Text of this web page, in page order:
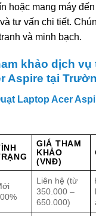
hoặc mang máy
tư vấn chi tiết.
và minh bạch.
khảo dịch vụ
Aspire tại
Laptop Acer
GIÁ THAM
KHẢO
(VNĐ)
Liên hệ (từ
350.000 –
650.000)